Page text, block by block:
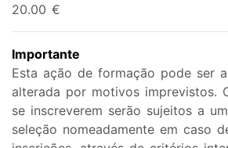
20.00 €
Importante
Esta ação de formação pode ser
alterada por motivos imprevistos.
se inscreverem serão sujeitos a
seleção nomeadamente em caso